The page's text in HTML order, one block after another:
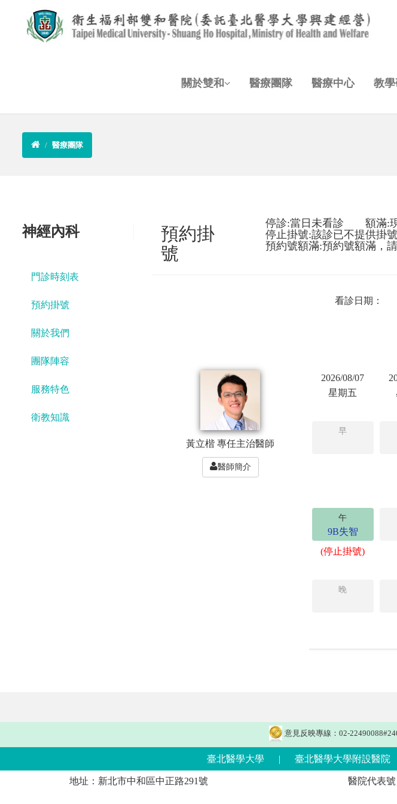
關於雙和 醫療團隊 醫療中心 教
醫療團隊
神經內科
門診時刻表
預約掛號
關於我們
團隊陣容
服務特色
衛教知識
預約掛
號
停診:當日未看診 額滿:現
停止掛號:該診已不提供掛
預約號額滿:預約號額滿，
看診日期：
黃立楷 專任主治醫師
醫師簡介
2026/08/07
星期五
早
午
9B失智
(停止掛號)
晚
意見反映專線：02-
臺北醫學大學 | 臺北醫學大學附設醫院
地址：新北市中和區中正路291號 醫院代表號